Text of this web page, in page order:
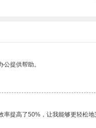
提供帮助。
提高了50%，让我能够更轻松地